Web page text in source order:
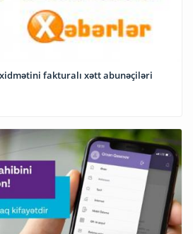
fakturalı xətt abunəçiləri